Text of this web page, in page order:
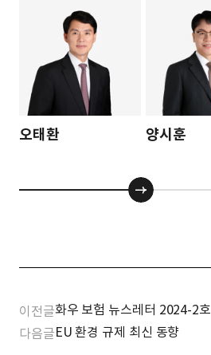
오태환 양시훈
이전글화우 보험 뉴스레터 2024-2호
다음글EU 환경 규제 최신 동향